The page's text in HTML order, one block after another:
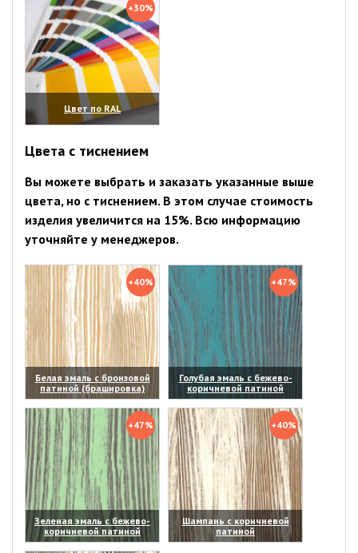
+30%
Цвет по RAL
(увеличить)
Цвета с тиснением
Вы можете выбрать и заказать указанные выше
цвета, но с тиснением. В этом случае стоимость
изделия увеличится на 15%. Всю информацию
уточняйте у менеджеров.
+40%
Белая эмаль с бронзовой
патиной (брашировка)
(увеличить)
+47%
Голубая эмаль с бежево-
коричневой патиной
(увеличить)
+47%
Зеленая эмаль с бежево-
коричневой патиной
(увеличить)
+40%
Шампань с коричневой
патиной
(увеличить)